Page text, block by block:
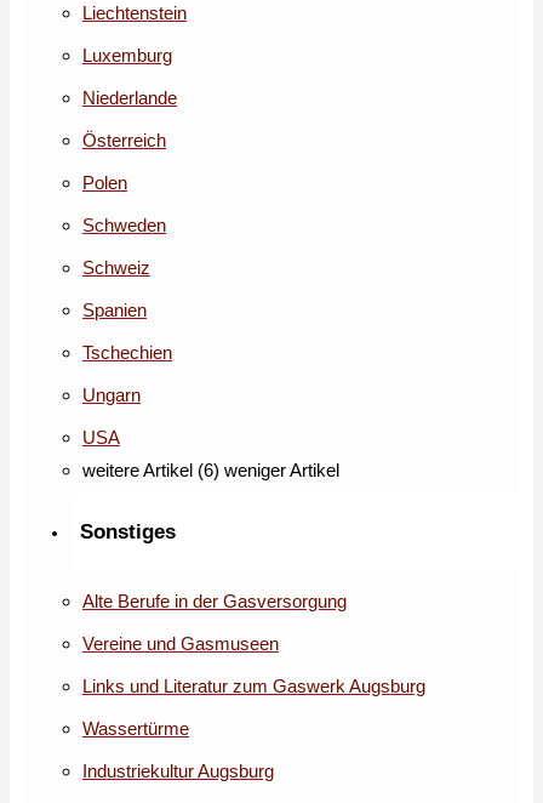
Liechtenstein
Luxemburg
Niederlande
Österreich
Polen
Schweden
Schweiz
Spanien
Tschechien
Ungarn
USA
weitere Artikel (6) weniger Artikel
Sonstiges
Alte Berufe in der Gasversorgung
Vereine und Gasmuseen
Links und Literatur zum Gaswerk Augsburg
Wassertürme
Industriekultur Augsburg